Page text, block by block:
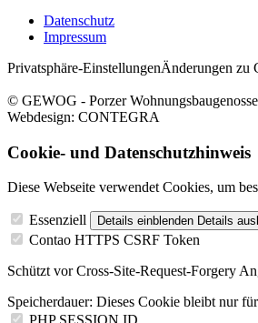
Datenschutz
Impressum
Privatsphäre-EinstellungenÄnderungen zu
© GEWOG - Porzer
Webdesign: CONTEGRA
Cookie- und Datenschutzhinweis
Diese Webseite verwendet Cookies, um
Essenziell Details einblenden Details
Contao HTTPS CSRF Token
Schützt vor Cross-Site-Request-Forgery
Speicherdauer: Dieses Cookie bleibt nur